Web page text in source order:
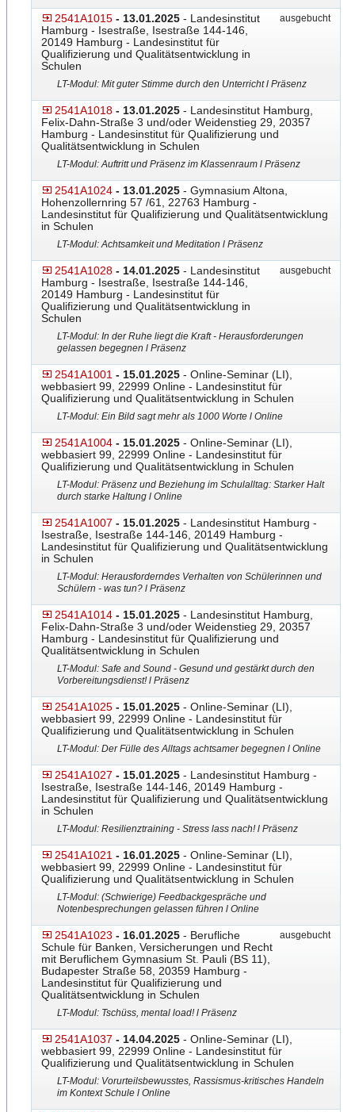
2541A1015 - 13.01.2025 - Landesinstitut
Hamburg - Isestraße, Isestraße 144-146,
20149 Hamburg - Landesinstitut für
Qualifizierung und Qualitätsentwicklung in
Schulen
ausgebucht
LT-Modul: Mit guter Stimme durch den Unterricht l Präsenz
2541A1018 - 13.01.2025 - Landesinstitut Hamburg,
Felix-Dahn-Straße 3 und/oder Weidenstieg 29, 20357
Hamburg - Landesinstitut für Qualifizierung und
Qualitätsentwicklung in Schulen
LT-Modul: Auftritt und Präsenz im Klassenraum l Präsenz
2541A1024 - 13.01.2025 - Gymnasium Altona,
Hohenzollernring 57 /61, 22763 Hamburg -
Landesinstitut für Qualifizierung und Qualitätsentwicklung
in Schulen
LT-Modul: Achtsamkeit und Meditation l Präsenz
2541A1028 - 14.01.2025 - Landesinstitut
Hamburg - Isestraße, Isestraße 144-146,
20149 Hamburg - Landesinstitut für
Qualifizierung und Qualitätsentwicklung in
Schulen
ausgebucht
LT-Modul: In der Ruhe liegt die Kraft - Herausforderungen
gelassen begegnen l Präsenz
2541A1001 - 15.01.2025 - Online-Seminar (LI),
webbasiert 99, 22999 Online - Landesinstitut für
Qualifizierung und Qualitätsentwicklung in Schulen
LT-Modul: Ein Bild sagt mehr als 1000 Worte l Online
2541A1004 - 15.01.2025 - Online-Seminar (LI),
webbasiert 99, 22999 Online - Landesinstitut für
Qualifizierung und Qualitätsentwicklung in Schulen
LT-Modul: Präsenz und Beziehung im Schulalltag: Starker Halt
durch starke Haltung l Online
2541A1007 - 15.01.2025 - Landesinstitut Hamburg -
Isestraße, Isestraße 144-146, 20149 Hamburg -
Landesinstitut für Qualifizierung und Qualitätsentwicklung
in Schulen
LT-Modul: Herausforderndes Verhalten von Schülerinnen und
Schülern - was tun? l Präsenz
2541A1014 - 15.01.2025 - Landesinstitut Hamburg,
Felix-Dahn-Straße 3 und/oder Weidenstieg 29, 20357
Hamburg - Landesinstitut für Qualifizierung und
Qualitätsentwicklung in Schulen
LT-Modul: Safe and Sound - Gesund und gestärkt durch den
Vorbereitungsdienst! l Präsenz
2541A1025 - 15.01.2025 - Online-Seminar (LI),
webbasiert 99, 22999 Online - Landesinstitut für
Qualifizierung und Qualitätsentwicklung in Schulen
LT-Modul: Der Fülle des Alltags achtsamer begegnen l Online
2541A1027 - 15.01.2025 - Landesinstitut Hamburg -
Isestraße, Isestraße 144-146, 20149 Hamburg -
Landesinstitut für Qualifizierung und Qualitätsentwicklung
in Schulen
LT-Modul: Resilienztraining - Stress lass nach! l Präsenz
2541A1021 - 16.01.2025 - Online-Seminar (LI),
webbasiert 99, 22999 Online - Landesinstitut für
Qualifizierung und Qualitätsentwicklung in Schulen
LT-Modul: (Schwierige) Feedbackgespräche und
Notenbesprechungen gelassen führen l Online
2541A1023 - 16.01.2025 - Berufliche
Schule für Banken, Versicherungen und Recht
mit Beruflichem Gymnasium St. Pauli (BS 11),
Budapester Straße 58, 20359 Hamburg -
Landesinstitut für Qualifizierung und
Qualitätsentwicklung in Schulen
ausgebucht
LT-Modul: Tschüss, mental load! l Präsenz
2541A1037 - 14.04.2025 - Online-Seminar (LI),
webbasiert 99, 22999 Online - Landesinstitut für
Qualifizierung und Qualitätsentwicklung in Schulen
LT-Modul: Vorurteilsbewusstes, Rassismus-kritisches Handeln
im Kontext Schule l Online